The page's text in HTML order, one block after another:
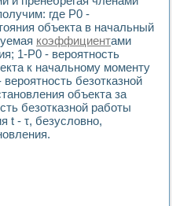
где Р0 -
объекта в начальный
коэффициентами
1-Р0 - вероятность
к начальному моменту
безотказной
объекта за
безотказной работы
t - τ, безусловно,